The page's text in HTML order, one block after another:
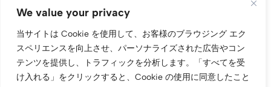
We value your privacy
当サイトは Cookie を使用して、お客様のブラウジング エク
スペリエンスを向上させ、パーソナライズされた広告やコン
テンツを提供し、トラフィックを分析します。
「すべてを受
け入れる」をクリックすると、Cookie の使用に同意したこと
Search